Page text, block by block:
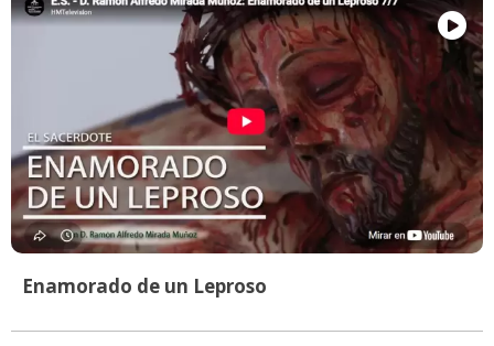
Enamorado de un Leproso